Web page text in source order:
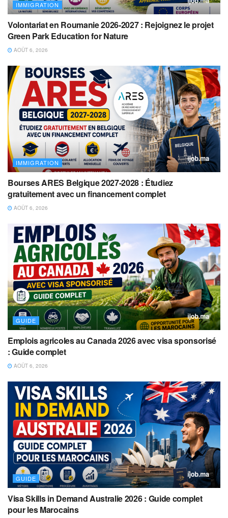
IMMIGRATION
Volontariat en Roumanie 2026-2027 : Rejoignez le projet
Green Park Education for Nature
AOÛT 6, 2026
IMMIGRATION
Bourses ARES Belgique 2027-2028 : Étudiez
gratuitement avec un financement complet
AOÛT 6, 2026
GUIDE
Emplois agricoles au Canada 2026 avec visa sponsorisé
: Guide complet
AOÛT 6, 2026
GUIDE
Visa Skills in Demand Australie 2026 : Guide complet
pour les Marocains